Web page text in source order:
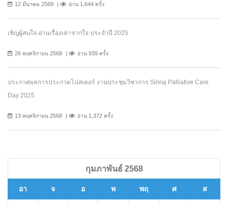
12 มีนาคม 2569 อ่าน 1,644 ครั้ง
เชิญผู้สนใจ อ่านเรื่องเล่าจากใจ ประจำปี 2025
26 พฤศจิกายน 2568 อ่าน 939 ครั้ง
ประกาศผลการประกวดโปสเตอร์ งานประชุมวิชาการ Siriraj Palliative Care
Day 2025
13 พฤศจิกายน 2568 อ่าน 1,372 ครั้ง
กุมภาพันธ์ 2568
อา จ อ พ พฤ ศ ส